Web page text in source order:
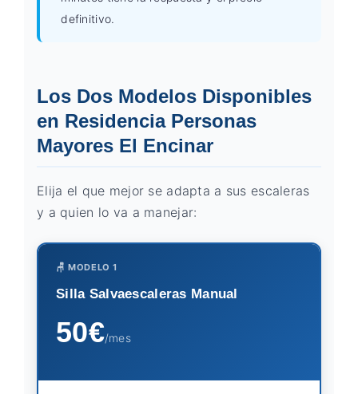
definitivo.
Los Dos Modelos Disponibles
en Residencia Personas
Mayores El Encinar
Elija el que mejor se adapta a sus escaleras
y a quien lo va a manejar:
🪑 MODELO 1
Silla Salvaescaleras Manual
50€/mes